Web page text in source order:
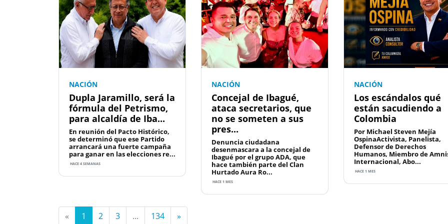
NACIÓN
Dupla Jaramillo, será la
fórmula del Petrismo,
para alcaldía de Iba...
En reunión del Pacto Histórico,
se determinó que ese Partido
arrancará una fuerte campaña
para ganar en las elecciones re...
HACE 4 SEMANAS
NACIÓN
Concejal de Ibagué,
ataca secretarios, que
no se someten a sus
pres...
Denuncia ciudadana
desenmascara a la concejal de
Ibagué por el grupo ADA, que
hace también parte del Clan
Hurtado Aura Ro...
HACE 1 MES
NACIÓN
Los escándalos qué
están sacudiendo a
Colombia
Por Michael Steven Mejía
OspinaActivista, Panelista,
Defensor de Derechos
Humanos, Miembro de
Internacional, Abo...
HACE 1 MES
« 1 2 3 ... 134 »